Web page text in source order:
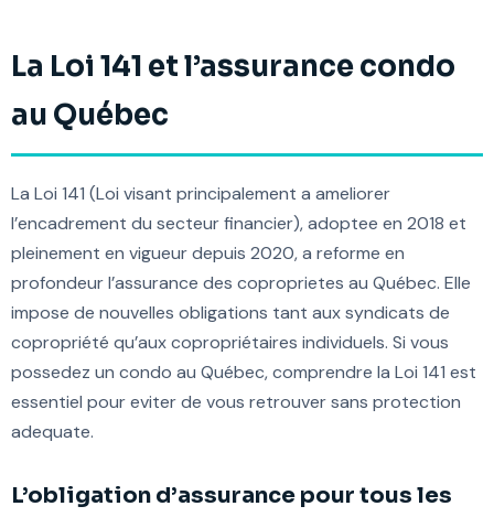
La Loi 141 et l’assurance condo
au Québec
La Loi 141 (Loi visant principalement a ameliorer
l’encadrement du secteur financier), adoptee en 2018 et
pleinement en vigueur depuis 2020, a reforme en
profondeur l’assurance des coproprietes au Québec. Elle
impose de nouvelles obligations tant aux syndicats de
copropriété qu’aux copropriétaires individuels. Si vous
possedez un condo au Québec, comprendre la Loi 141 est
essentiel pour eviter de vous retrouver sans protection
adequate.
L’obligation d’assurance pour tous les